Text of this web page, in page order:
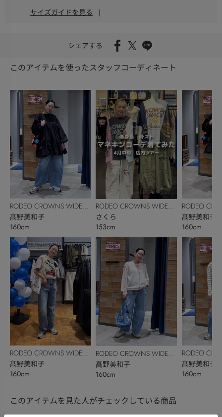
サイズガイドを見る |
シェアする
このアイテムを使ったスタッフコーディネート
RODEO CROWNS WIDE
BOWL
髙野美和子
160cm
RODEO CROWNS WIDE
BOWL
髙野美和子
160cm
RODEO CROWNS WIDE
BOWL
さくら
153cm
RODEO CROWNS WIDE
BOWL
髙野美和子
160cm
RODEO
BOWL
髙野美和子
160cm
RODEO
BOWL
髙野美和子
160cm
このアイテムを見た人がチェックしている商品